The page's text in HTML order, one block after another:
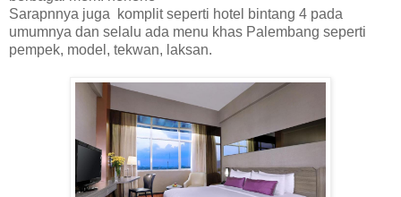
Sarapnnya juga komplit seperti hotel bintang 4 pada
umumnya dan selalu ada menu khas Palembang seperti
pempek, model, tekwan, laksan.